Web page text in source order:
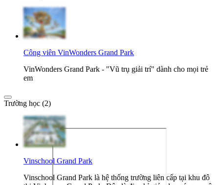
Công viên VinWonders Grand Park
VinWonders Grand Park - "Vũ trụ giải trí" dành cho mọi trẻ
em
Trường học (2)
Vinschool Grand Park
Vinschool Grand Park là hệ thống trường liên cấp tại khu đô